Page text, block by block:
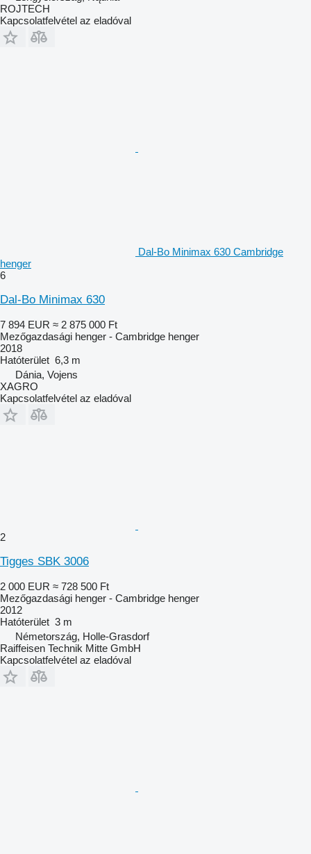
ROJTECH
Kapcsolatfelvétel az eladóval
Dal-Bo Minimax 630 Cambridge
henger
6
Dal-Bo Minimax 630
7 894 EUR ≈ 2 875 000 Ft
Mezőgazdasági henger - Cambridge henger
2018
Hatóterület 6,3 m
Dánia, Vojens
XAGRO
Kapcsolatfelvétel az eladóval
2
Tigges SBK 3006
2 000 EUR ≈ 728 500 Ft
Mezőgazdasági henger - Cambridge henger
2012
Hatóterület 3 m
Németország, Holle-Grasdorf
Raiffeisen Technik Mitte GmbH
Kapcsolatfelvétel az eladóval